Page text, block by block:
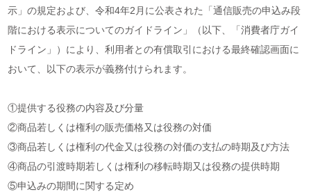
示」の規定および、令和4年2月に公表された「通信販売の申込み段
階における表示についてのガイドライン」（以下、「消費者庁ガイ
ドライン」）により、利用者との有償取引における最終確認画面に
おいて、以下の表示が義務付けられます。
①提供する役務の内容及び分量
②商品若しくは権利の販売価格又は役務の対価
③商品若しくは権利の代金又は役務の対価の支払の時期及び方法
④商品の引渡時期若しくは権利の移転時期又は役務の提供時期
⑤申込みの期間に関する定め